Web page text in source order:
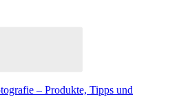
– Produkte, Tipps und